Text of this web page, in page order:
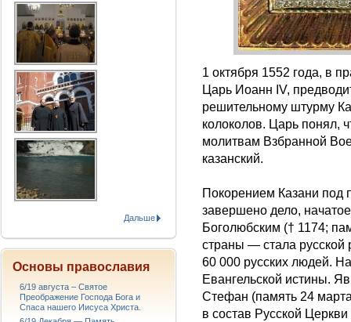
1 октября 1552 года, в
Царь Иоанн IV,
решительному штурму
колоколов. Царь понял,
молитвам Взбранной
казанский.
Покорением Казани под
завершено дело,
Боголюбским († 1174;
страны — стала русской
60 000 русских людей.
Евангельской истины.
Стефан (память 24
в состав Русской
Дальше
Основы православия
6/19 августа – Святое
Преображение Господа Бога и
Спаса нашего Иисуса Христа.